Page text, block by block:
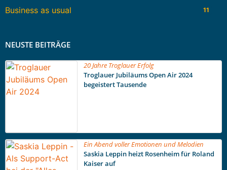
Business as usual 11
NEUSTE BEITRÄGE
20 Jahre Troglauer Erfolg
Troglauer Jubiläums Open Air 2024
begeistert Tausende
Ein Abend voller Emotionen und Melodien
Saskia Leppin heizt Rosenheim für Roland
Kaiser auf